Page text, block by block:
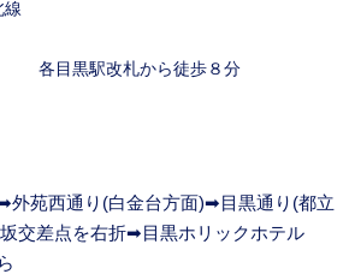
線
目黒駅改札から徒歩８分
苑西通り(白金台方面)➡目黒通り(都立
交差点を右折➡目黒ホリックホテル